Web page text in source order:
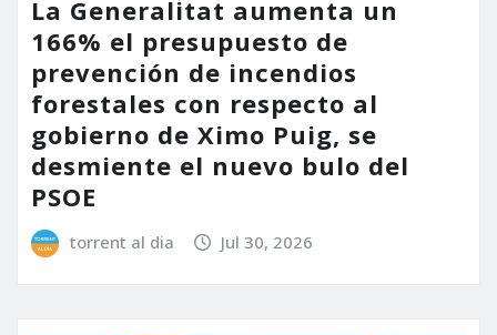
La Generalitat aumenta un
166% el presupuesto de
prevención de incendios
forestales con respecto al
gobierno de Ximo Puig, se
desmiente el nuevo bulo del
PSOE
torrent al dia Jul 30, 2026